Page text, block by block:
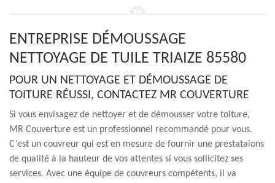
ENTREPRISE DÉMOUSSAGE
NETTOYAGE DE TUILE TRIAIZE 85580
POUR UN NETTOYAGE ET DÉMOUSSAGE DE
TOITURE RÉUSSI, CONTACTEZ MR COUVERTURE
Si vous envisagez de nettoyer et de démousser votre toiture,
MR Couverture est un professionnel recommandé pour vous.
C’est un couvreur qui est en mesure de fournir une prestataions
de qualité à la hauteur de vos attentes si vous sollicitez ses
services. Avec une équipe de couvreurs compétents, il va